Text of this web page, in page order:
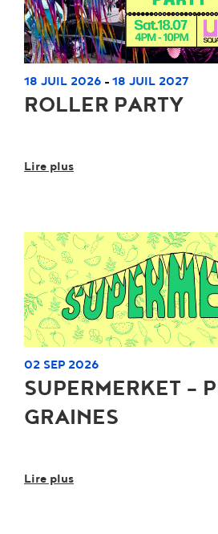
18 JUIL 2026 - 18 JUIL 2027
ROLLER PARTY
Lire plus
02 SEP 2026
SUPERMERKET -
GRAINES
Lire plus